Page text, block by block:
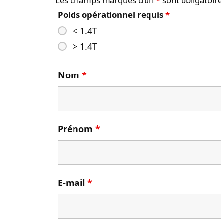
Poids opérationnel requis*
< 1.4T
> 1.4T
Nom *
Prénom *
E-mail *